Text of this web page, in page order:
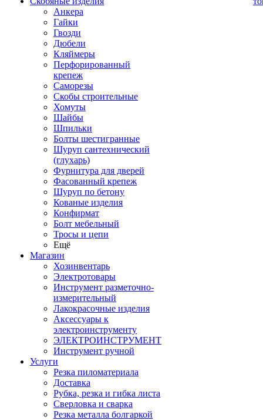
Анкера
Гайки
Гвозди
Дюбели
Кляймеры
Перфорированный
крепеж
Саморезы
Скобы строительные
Хомуты
Шайбы
Шпильки
Болты шестигранные
Шуруп сантехнический
(глухарь)
Фурнитура для дверей
Фасованный крепеж
Шуруп по бетону
Кованые изделия
Конфирмат
Болт мебельный
Тросы и цепи
Ещё
Магазин
Хозинвентарь
Электротовары
Инструмент разметочно-
измерительный
Лакокрасочные изделия
Аксессуары к
электроинструменту
ЭЛЕКТРОИНСТРУМЕНТ
Инструмент ручной
Услуги
Резка пиломатериала
Доставка
Рубка, резка и гибка листа
Сверловка и сварка
Резка металла болгаркой